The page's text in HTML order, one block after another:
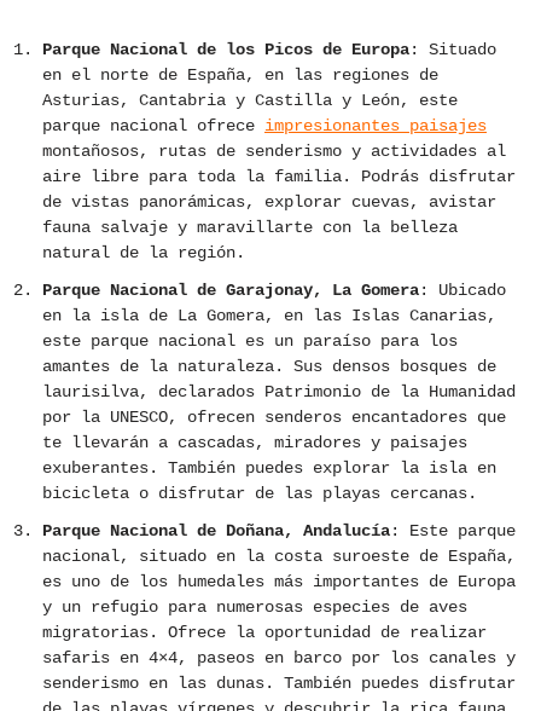
Parque Nacional de los Picos de Europa: Situado
en el norte de España, en las regiones de
Asturias, Cantabria y Castilla y León, este
parque nacional ofrece impresionantes paisajes
montañosos, rutas de senderismo y actividades al
aire libre para toda la familia. Podrás disfrutar
de vistas panorámicas, explorar cuevas, avistar
fauna salvaje y maravillarte con la belleza
natural de la región.
Parque Nacional de Garajonay, La Gomera: Ubicado
en la isla de La Gomera, en las Islas Canarias,
este parque nacional es un paraíso para los
amantes de la naturaleza. Sus densos bosques de
laurisilva, declarados Patrimonio de la Humanidad
por la UNESCO, ofrecen senderos encantadores que
te llevarán a cascadas, miradores y paisajes
exuberantes. También puedes explorar la isla en
bicicleta o disfrutar de las playas cercanas.
Parque Nacional de Doñana, Andalucía: Este parque
nacional, situado en la costa suroeste de España,
es uno de los humedales más importantes de Europa
y un refugio para numerosas especies de aves
migratorias. Ofrece la oportunidad de realizar
safaris en 4×4, paseos en barco por los canales y
senderismo en las dunas. También puedes disfrutar